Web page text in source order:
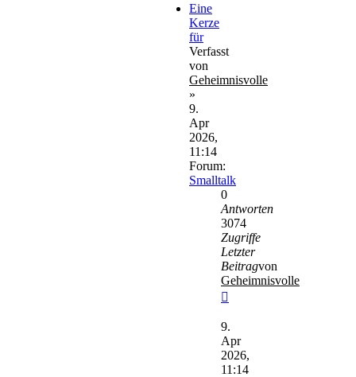
Eine
Kerze
für
Verfasst
von
Geheimnisvolle
»
9.
Apr
2026,
11:14
Forum:
Smalltalk
0
Antworten
3074
Zugriffe
Letzter
Beitragvon
Geheimnisvolle
Beitrag
9.
Apr
2026,
11:14